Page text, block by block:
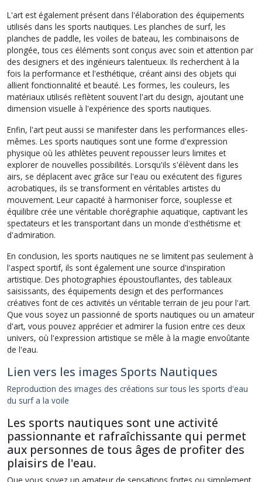
L'art est également présent dans l'élaboration des équipements
utilisés dans les sports nautiques. Les planches de surf, les
planches de paddle, les voiles de bateau, les combinaisons de
plongée, tous ces éléments sont conçus avec soin et attention par
des designers et des ingénieurs talentueux. Ils recherchent à la
fois la performance et l'esthétique, créant ainsi des objets qui
allient fonctionnalité et beauté. Les formes, les couleurs, les
matériaux utilisés reflètent souvent l'art du design, ajoutant une
dimension visuelle à l'expérience des sports nautiques.
Enfin, l'art peut aussi se manifester dans les performances elles-
mêmes. Les sports nautiques sont une forme d'expression
physique où les athlètes peuvent repousser leurs limites et
explorer de nouvelles possibilités. Lorsqu'ils s'élèvent dans les
airs, se déplacent avec grâce sur l'eau ou exécutent des figures
acrobatiques, ils se transforment en véritables artistes du
mouvement. Leur capacité à harmoniser force, souplesse et
équilibre crée une véritable chorégraphie aquatique, captivant les
spectateurs et les transportant dans un monde d'esthétisme et
d'admiration.
En conclusion, les sports nautiques ne se limitent pas seulement à
l'aspect sportif, ils sont également une source d'inspiration
artistique. Des photographies époustouflantes, des tableaux
saisissants, des équipements design et des performances
créatives font de ces activités un véritable terrain de jeu pour l'art.
Que vous soyez un passionné de sports nautiques ou un amateur
d'art, vous pouvez apprécier et admirer la fusion entre ces deux
univers, où l'expression artistique se mêle à la magie envoûtante
de l'eau.
Lien vers les images Sports Nautiques
Reproduction des images des créations sur tous les sports d'eau
du surf a la voile
Les sports nautiques sont une activité
passionnante et rafraîchissante qui permet
aux personnes de tous âges de profiter des
plaisirs de l'eau.